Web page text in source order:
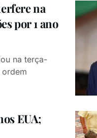
na
por 1 ano
na terça-
EUA;